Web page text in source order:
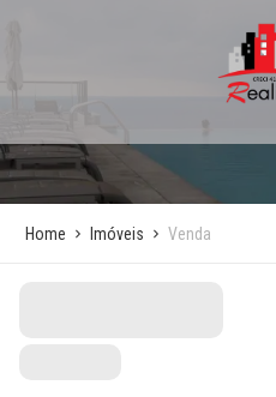
Home Imóveis Venda